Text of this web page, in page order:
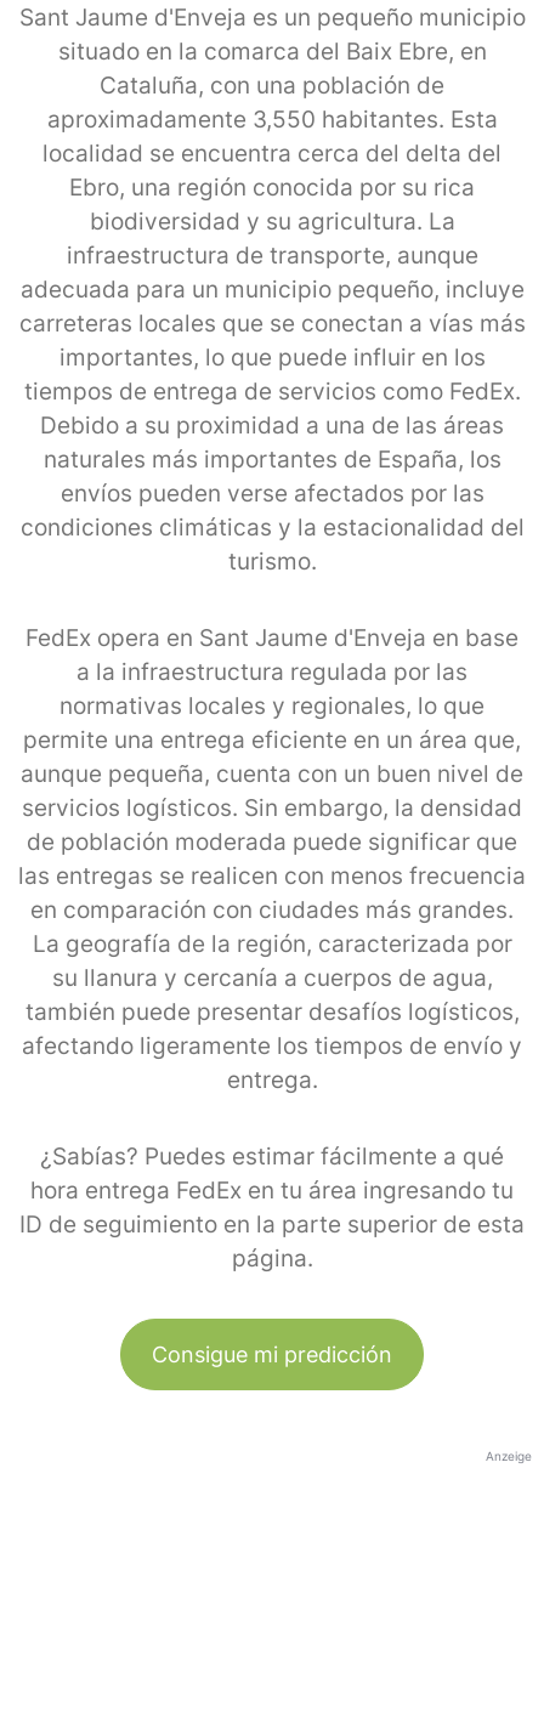
Sant Jaume d'Enveja es un pequeño municipio
situado en la comarca del Baix Ebre, en
Cataluña, con una población de
aproximadamente 3,550 habitantes. Esta
localidad se encuentra cerca del delta del
Ebro, una región conocida por su rica
biodiversidad y su agricultura. La
infraestructura de transporte, aunque
adecuada para un municipio pequeño, incluye
carreteras locales que se conectan a vías más
importantes, lo que puede influir en los
tiempos de entrega de servicios como FedEx.
Debido a su proximidad a una de las áreas
naturales más importantes de España, los
envíos pueden verse afectados por las
condiciones climáticas y la estacionalidad del
turismo.
FedEx opera en Sant Jaume d'Enveja en base
a la infraestructura regulada por las
normativas locales y regionales, lo que
permite una entrega eficiente en un área que,
aunque pequeña, cuenta con un buen nivel de
servicios logísticos. Sin embargo, la densidad
de población moderada puede significar que
las entregas se realicen con menos frecuencia
en comparación con ciudades más grandes.
La geografía de la región, caracterizada por
su llanura y cercanía a cuerpos de agua,
también puede presentar desafíos logísticos,
afectando ligeramente los tiempos de envío y
entrega.
¿Sabías? Puedes estimar fácilmente a qué
hora entrega FedEx en tu área ingresando tu
ID de seguimiento en la parte superior de esta
página.
Consigue mi predicción
Anzeige